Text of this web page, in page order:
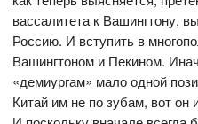
вассалитета к Вашингтону,
Россию. И вступить в
Вашингтоном и Пекином.
«демиургам» мало одной
Китай им не по зубам, вот он